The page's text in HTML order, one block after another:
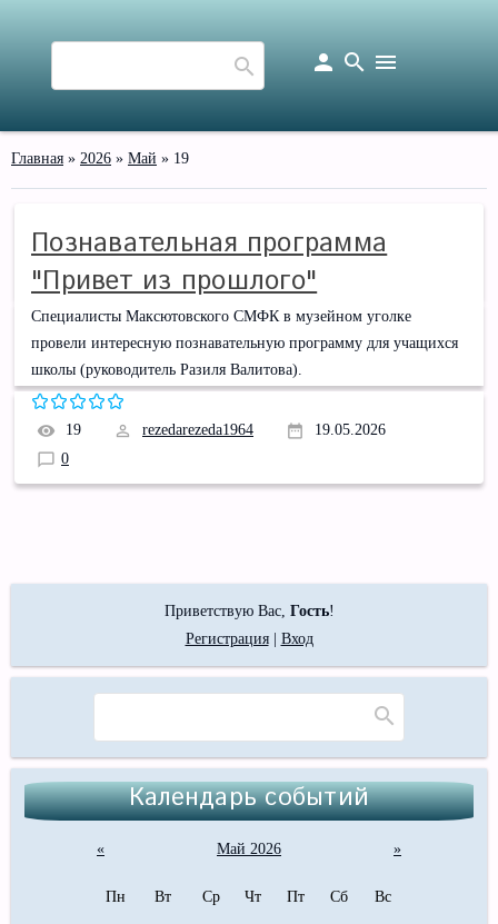
person search menu
Главная » 2026 » Май » 19
Познавательная программа
"Привет из прошлого"
Специалисты Максютовского СМФК в музейном уголке
провели интересную познавательную программу для учащихся
школы (руководитель Разиля Валитова).
19 rezedarezeda1964
19.05.2026
0
Приветствую Вас, Гость!
Регистрация| Вход
Календарь событий
« Май 2026 »
Пн Вт Ср Чт Пт Сб Вс